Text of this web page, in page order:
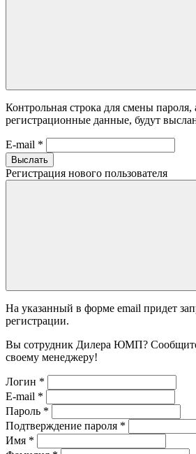
Контрольная строка для смены
регистрационные данные, будут
E-mail *
Выслать
Регистрация нового пользователя
На указанный в форме email придет
регистрации.
Вы сотрудник Дилера ЮМП? Сообщите
своему менеджеру!
Логин *
E-mail *
Пароль *
Подтверждение пароля *
Имя *